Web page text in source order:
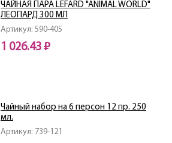
Артикул: 590-405
ЧАЙНАЯ ПАРА LEFARD "ANIMAL WORLD"
ЛЕОПАРД 300 МЛ
1 026.43 ₽
Артикул: 739-121
Чайный набор на 6 персон 12 пр. 250
мл.